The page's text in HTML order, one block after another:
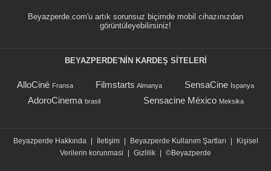
Beyazperde.com'u artık sorunsuz biçimde mobil cihazınızdan
görüntüleyebilirsiniz!
BEYAZPERDE'NIN KARDEŞ SİTELERİ
AlloCiné Fransa Filmstarts Almanya SensaCine İspanya
AdoroCinema brasil Sensacine México Meksika
Beyazperde Hakkında | İletişim | Beyazperde Kullanım Şartları |
Kişisel
Verilerin korunmasi
| Gizlilik | ©Beyazperde